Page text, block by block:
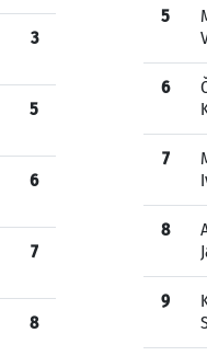
3
5
6
7
8
5
6
7
8
9